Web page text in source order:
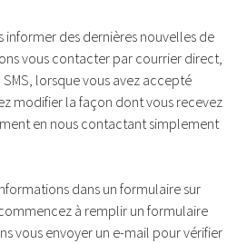
informer des dernières nouvelles de
vous contacter par courrier direct,
lorsque vous avez accepté
modifier la façon dont vous recevez
en nous contactant simplement
dans un formulaire sur
à remplir un formulaire
vous envoyer un e-mail pour vérifier